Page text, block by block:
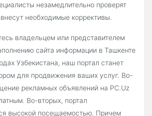
незамедлительно проверят
необходимые коррективы.
владельцем или представителем
сайта информации в Ташкенте
Узбекистана, наш портал станет
для продвижения ваших услуг. Во-
рекламных объявлений на PC.Uz
Во-вторых, портал
высокой посещаемостью. Причем